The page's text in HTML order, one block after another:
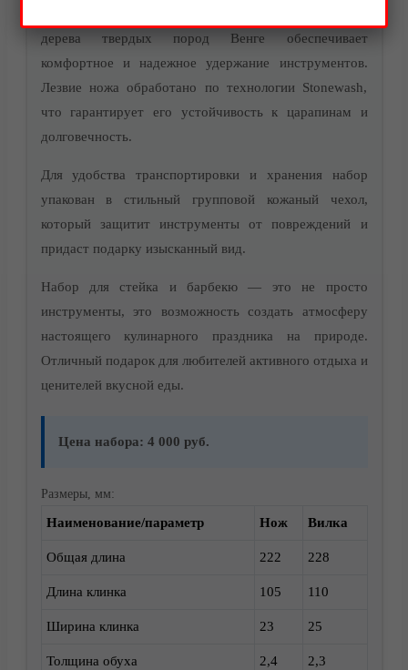
Акции
Доставка
дерева твердых пород Венге обеспечивает
комфортное и надежное удержание инструментов.
Лезвие ножа обработано по технологии Stonewash,
что гарантирует его устойчивость к царапинам и
долговечность.
Для удобства транспортировки и хранения набор
упакован в стильный групповой кожаный чехол,
который защитит инструменты от повреждений и
придаст подарку изысканный вид.
Набор для стейка и барбекю — это не просто
инструменты, это возможность создать атмосферу
настоящего кулинарного праздника на природе.
Отличный подарок для любителей активного отдыха и
ценителей вкусной еды.
Цена набора: 4 000 руб.
Размеры, мм:
Наименование/параметр
Нож Вилка
Общая длина 222 228
Длина клинка 105 110
Ширина клинка 23 25
Толщина обуха 2,4 2,3